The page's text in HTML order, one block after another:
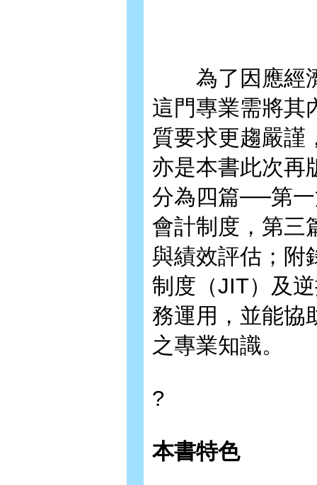
為了因應經濟
這門專業需將其
質要求更趨嚴謹
亦是本書此次再
分為四篇──第
會計制度，第三
與績效評估；附
制度（JIT）及
務運用，並能協
之專業知識。
?
本書特色